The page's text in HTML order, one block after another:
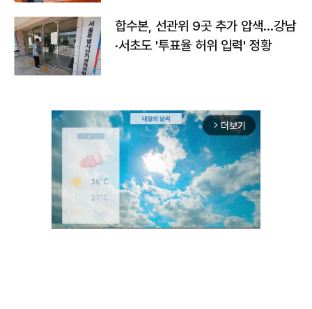
합수본, 선관위 9곳 추가 압색…강남
·서초도 '투표율 허위 입력' 정황
arrow_forward_ios 더보기